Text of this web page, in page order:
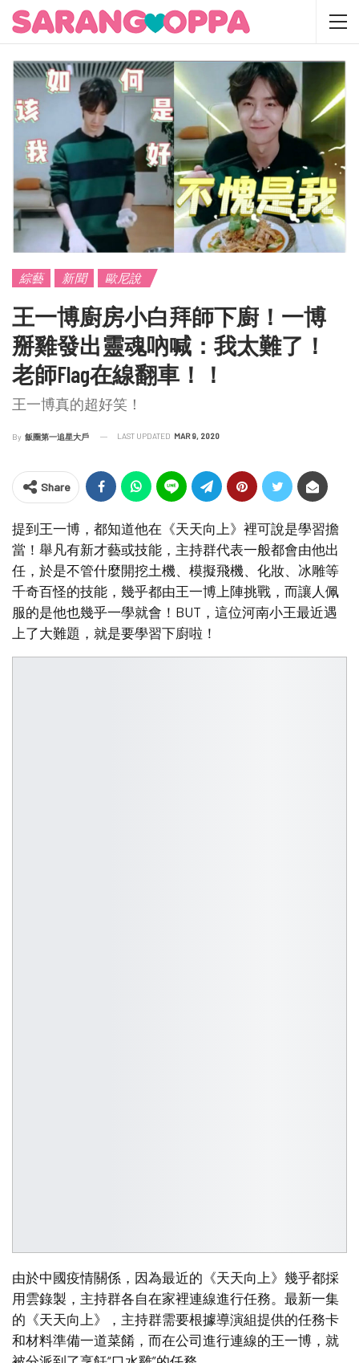
綜藝 新聞 歐尼說
王一博廚房小白拜師下廚！一博
掰雞發出靈魂吶喊：我太難了！
老師Flag在線翻車！！
王一博真的超好笑！
By 飯圈第一追星大戶 LAST UPDATED MAR 9, 2020
Share
提到王一博，都知道他在《天天向上》裡可說是學習擔
當！舉凡有新才藝或技能，主持群代表一般都會由他出
任，於是不管什麼開挖土機、模擬飛機、化妝、冰雕等
千奇百怪的技能，幾乎都由王一博上陣挑戰，而讓人佩
服的是他也幾乎一學就會！BUT，這位河南小王最近遇
上了大難題，就是要學習下廚啦！
由於中國疫情關係，因為最近的《天天向上》幾乎都採
用雲錄製，主持群各自在家裡連線進行任務。最新一集
的《天天向上》，主持群需要根據導演組提供的任務卡
和材料準備一道菜餚，而在公司進行連線的王一博，就